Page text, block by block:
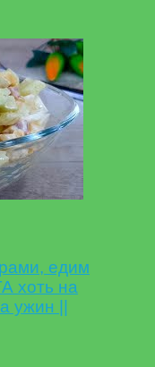
едим
хоть на
ужин ||